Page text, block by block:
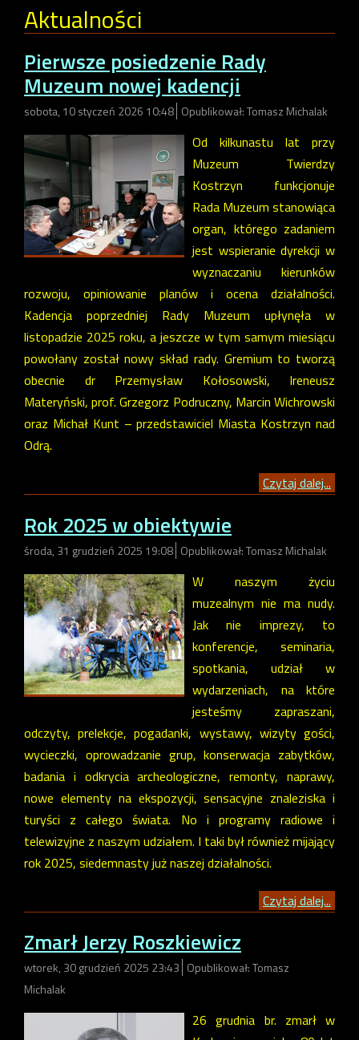
Aktualności
Pierwsze posiedzenie Rady
Muzeum nowej kadencji
sobota, 10 styczeń 2026 10:48 Opublikował: Tomasz Michalak
Od kilkunastu lat przy
Muzeum Twierdzy
Kostrzyn funkcjonuje
Rada Muzeum stanowiąca
organ, którego zadaniem
jest wspieranie dyrekcji w
wyznaczaniu kierunków
rozwoju, opiniowanie planów i ocena działalności.
Kadencja poprzedniej Rady Muzeum upłynęła w
listopadzie 2025 roku, a jeszcze w tym samym miesiącu
powołany został nowy skład rady. Gremium to tworzą
obecnie dr Przemysław Kołosowski, Ireneusz
Materyński, prof. Grzegorz Podruczny, Marcin Wichrowski
oraz Michał Kunt – przedstawiciel Miasta Kostrzyn nad
Odrą.
Czytaj dalej...
Rok 2025 w obiektywie
środa, 31 grudzień 2025 19:08 Opublikował: Tomasz Michalak
W naszym życiu
muzealnym nie ma nudy.
Jak nie imprezy, to
konferencje, seminaria,
spotkania, udział w
wydarzeniach, na które
jesteśmy zapraszani,
odczyty, prelekcje, pogadanki, wystawy, wizyty gości,
wycieczki, oprowadzanie grup, konserwacja zabytków,
badania i odkrycia archeologiczne, remonty, naprawy,
nowe elementy na ekspozycji, sensacyjne znaleziska i
turyści z całego świata. No i programy radiowe i
telewizyjne z naszym udziałem. I taki był również mijający
rok 2025, siedemnasty już naszej działalności.
Czytaj dalej...
Zmarł Jerzy Roszkiewicz
wtorek, 30 grudzień 2025 23:43 Opublikował: Tomasz
Michalak
26 grudnia br. zmarł w